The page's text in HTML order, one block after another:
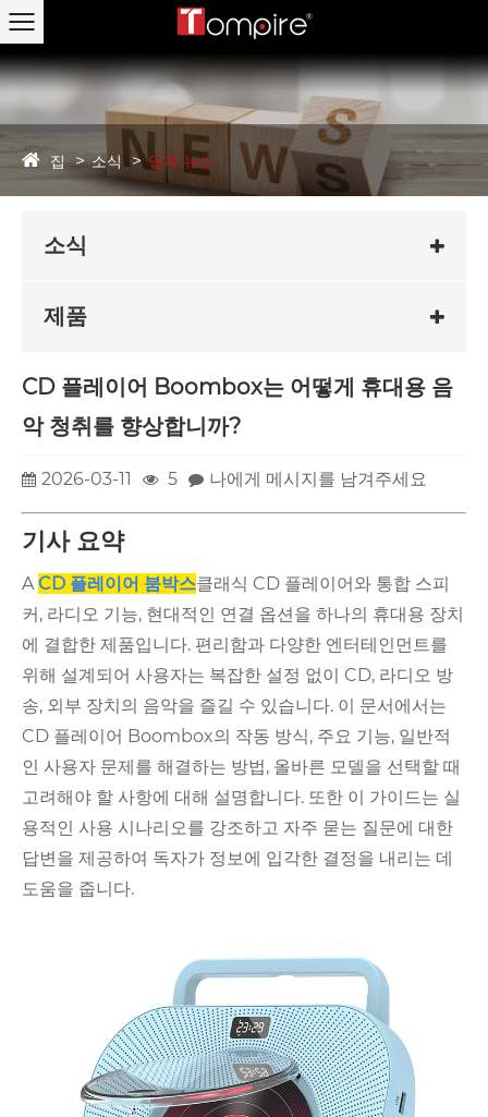
집 소식 업계 뉴스
소식
제품
CD 플레이어 Boombox는 어떻게 휴대용 음
악 청취를 향상합니까?
2026-03-11 5 나에게 메시지를 남겨주세요
기사 요약
ACD 플레이어 붐박스클래식 CD 플레이어와 통합 스피
커, 라디오 기능, 현대적인 연결 옵션을 하나의 휴대용 장치
에 결합한 제품입니다. 편리함과 다양한 엔터테인먼트를
위해 설계되어 사용자는 복잡한 설정 없이 CD, 라디오 방
송, 외부 장치의 음악을 즐길 수 있습니다. 이 문서에서는
CD 플레이어 Boombox의 작동 방식, 주요 기능, 일반적
인 사용자 문제를 해결하는 방법, 올바른 모델을 선택할 때
고려해야 할 사항에 대해 설명합니다. 또한 이 가이드는 실
용적인 사용 시나리오를 강조하고 자주 묻는 질문에 대한
답변을 제공하여 독자가 정보에 입각한 결정을 내리는 데
도움을 줍니다.